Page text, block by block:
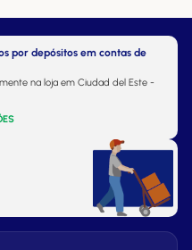
por depósitos em contas de
na loja em Ciudad del Este -